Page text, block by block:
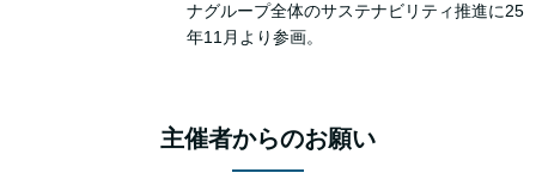
ナグループ全体のサステナビリティ推進に25
年11月より参画。
主催者からのお願い